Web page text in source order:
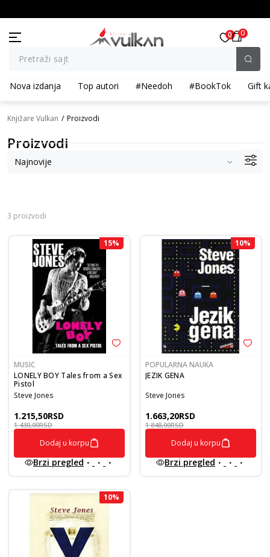
Pretraži sajt
0 0
Nova izdanja Top autori #Needoh #BookTok Gift
Knjižare Vulkan Proizvodi
Proizvodi
3 proizvodi
15%
MUSIC
LONELY BOY Tales from a Sex
Pistol
Steve Jones
1.215,50RSD
1.430,00RSD
Dodaj u korpu
Brzi pregled
10%
POPULARNA NAUKA
JEZIK GENA
Steve Jones
1.663,20RSD
1.848,00RSD
Dodaj u korpu
Brzi pregled
10%